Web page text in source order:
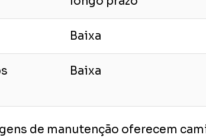
Baixa
Baixa
de manutenção oferecem